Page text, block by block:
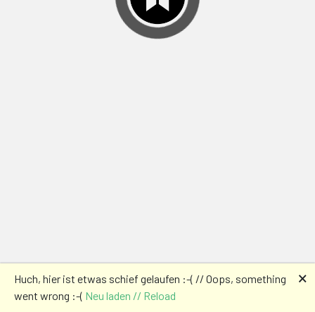
Huch, hier ist etwas schief gelaufen :-( // Oops, something
went wrong :-( Neu laden // Reload
🗙